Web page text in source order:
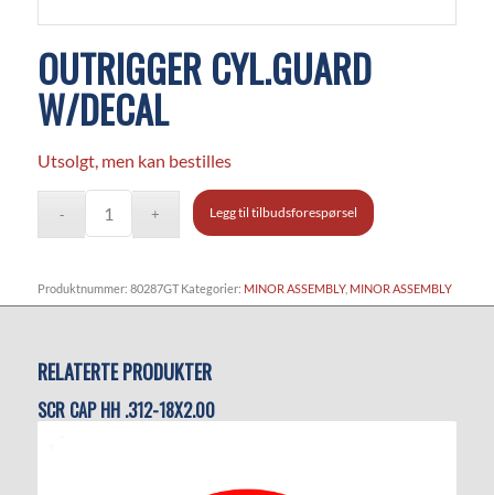
OUTRIGGER CYL.GUARD
W/DECAL
Utsolgt, men kan bestilles
Legg til tilbudsforespørsel
Produktnummer: 80287GT Kategorier: MINOR ASSEMBLY, MINOR ASSEMBLY
RELATERTE PRODUKTER
SCR CAP HH .312-18X2.00